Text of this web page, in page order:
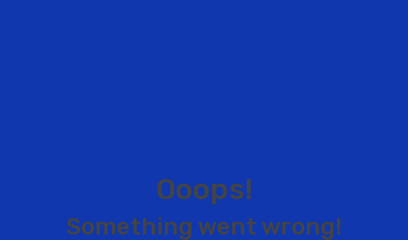
Ooops!
Something went wrong!